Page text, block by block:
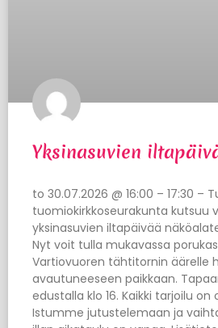
Yksinasuvien
to 30.07.2026 @ 16:00 – 17:30 –
tuomiokirkkoseurakunta kutsuu
yksinasuvien iltapäivää
Nyt voit tulla mukavassa
Vartiovuoren tähtitornin äärelle
avautuneeseen paikkaan.
edustalla klo 16. Kaikki tarjoilu on
Istumme jutustelemaan ja